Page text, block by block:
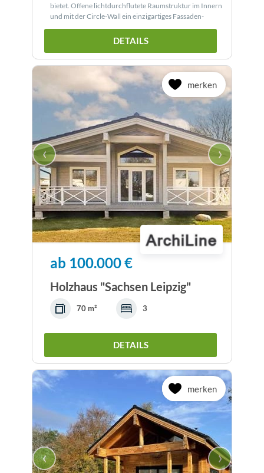
bietet. Offene lichtdurchflutete Raumstruktur im Innern
und mit der Circle-Wall ein einzigartiges Fassaden-
Design.
DETAILS
merken
‹ ›
ab 100.000 €
Holzhaus "Sachsen Leipzig"
70 m² 3
DETAILS
merken
‹ ›